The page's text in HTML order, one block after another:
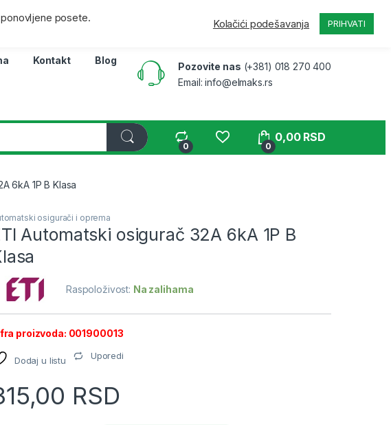
Lokacija Moj nalog
Kontakt Blog
Pozovite nas (+381) 018 270 400
Email: info@elmaks.rs
0 0
0,00 RSD
6kA 1P B Klasa
osigurači i oprema
Automatski osigurač 32A 6kA 1P B
Raspoloživost: Na zalihama
proizvoda: 001900013
Dodaj u listu Uporedi
RSD
posete.
Kolačići podešavanja PRIHVATI